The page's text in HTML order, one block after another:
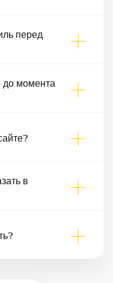
перед
до момента
в